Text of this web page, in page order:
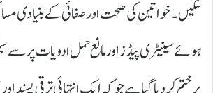
سکیں۔ خواتین کی صحت اور صفائی کے بنیادی
ہوئے سینیٹری پیڈز اور مانع حمل ادویات پر سے